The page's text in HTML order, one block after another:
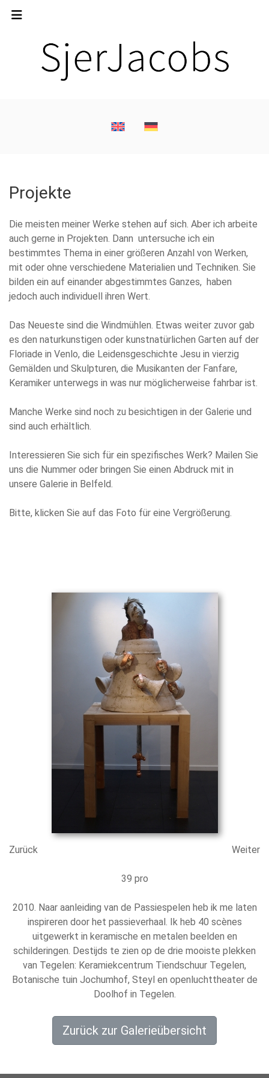
Projekte
Die meisten meiner Werke stehen auf sich. Aber ich arbeite
auch gerne in Projekten. Dann untersuche ich ein
bestimmtes Thema in einer größeren Anzahl von Werken,
mit oder ohne verschiedene Materialien und Techniken. Sie
bilden ein auf einander abgestimmtes Ganzes, haben
jedoch auch individuell ihren Wert.
Das Neueste sind die Windmühlen. Etwas weiter zuvor gab
es den naturkunstigen oder kunstnatürlichen Garten auf der
Floriade in Venlo, die Leidensgeschichte Jesu in vierzig
Gemälden und Skulpturen, die Musikanten der Fanfare,
Keramiker unterwegs in was nur möglicherweise fahrbar ist.
Manche Werke sind noch zu besichtigen in der Galerie und
sind auch erhältlich.
Interessieren Sie sich für ein spezifisches Werk? Mailen Sie
uns die Nummer oder bringen Sie einen Abdruck mit in
unsere Galerie in Belfeld.
Bitte, klicken Sie auf das Foto für eine Vergrößerung.
Zurück Weiter
39 pro
2010. Naar aanleiding van de Passiespelen heb ik me laten
inspireren door het passieverhaal. Ik heb 40 scènes
uitgewerkt in keramische en metalen beelden en
schilderingen. Destijds te zien op de drie mooiste plekken
van Tegelen: Keramiekcentrum Tiendschuur Tegelen,
Botanische tuin Jochumhof, Steyl en openluchttheater de
Doolhof in Tegelen.
Zurück zur Galerieübersicht